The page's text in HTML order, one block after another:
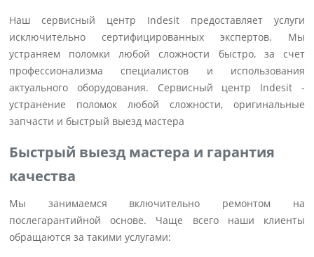
Наш сервисный центр Indesit предоставляет услуги
исключительно сертифицированных экспертов. Мы
устраняем поломки любой сложности быстро, за счет
профессионализма специалистов и использования
актуального оборудования. Сервисный центр Indesit -
устранение поломок любой сложности, оригинальные
запчасти и быстрый выезд мастера
Быстрый выезд мастера и гарантия
качества
Мы занимаемся включительно ремонтом на
послегарантийной основе. Чаще всего наши клиенты
обращаются за такими услугами: